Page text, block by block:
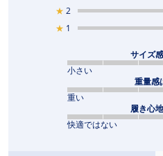
★ 2
★ 1
サイズ
小さい
重量感
重い
履き心
快適ではない